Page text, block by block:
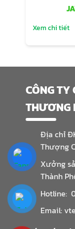
Xem chi tiết
CÔNG TY
THƯƠNG
Địa chỉ
Thượng
Xưởng
Thành
Hotline:
Email: